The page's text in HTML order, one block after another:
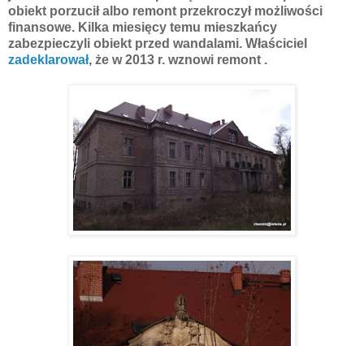
obiekt porzucił albo remont przekroczył możliwości
finansowe. Kilka miesięcy temu mieszkańcy
zabezpieczyli obiekt przed wandalami. Właściciel
zadeklarował, że w 2013 r. wznowi remont .